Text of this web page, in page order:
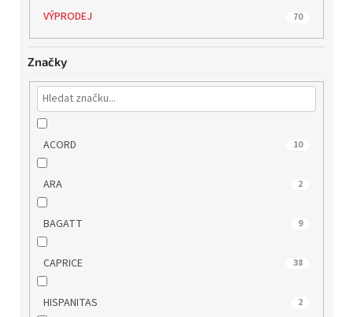
VÝPRODEJ 70
Značky
ACORD 10
ARA 2
BAGATT 9
CAPRICE 38
HISPANITAS 2